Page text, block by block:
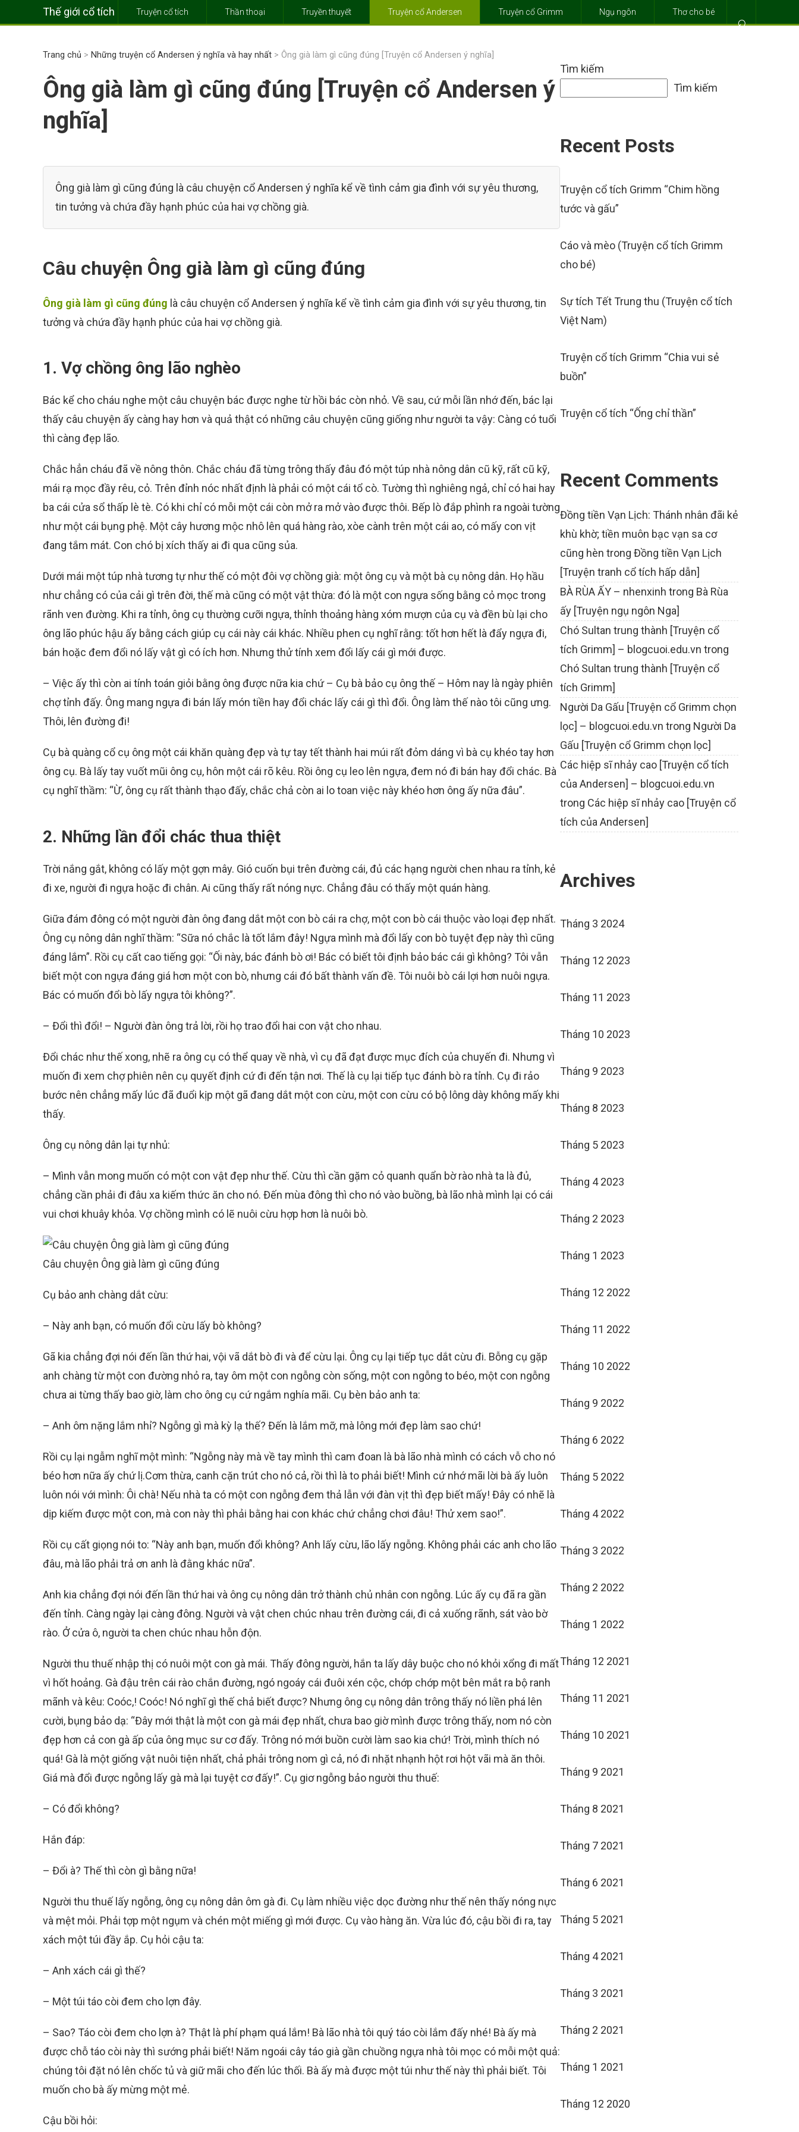
Thế giới cổ tích
⌕
Truyện cổ tích Thần thoại Truyền thuyết Truyện cổ Andersen Truyện cổ Grimm Ngụ ngôn Thơ cho bé
Trang chủ > Những truyện cổ Andersen ý nghĩa và hay nhất > Ông già làm gì cũng đúng [Truyện cổ Andersen ý nghĩa]
Ông già làm gì cũng đúng [Truyện cổ Andersen ý
nghĩa]
Ông già làm gì cũng đúng là câu chuyện cổ Andersen ý nghĩa kể về tình cảm gia đình với sự yêu thương,
tin tưởng và chứa đầy hạnh phúc của hai vợ chồng già.
Câu chuyện Ông già làm gì cũng đúng
Ông già làm gì cũng đúng là câu chuyện cổ Andersen ý nghĩa kể về tình cảm gia đình với sự yêu thương, tin
tưởng và chứa đầy hạnh phúc của hai vợ chồng già.
1. Vợ chồng ông lão nghèo
Bác kể cho cháu nghe một câu chuyện bác được nghe từ hồi bác còn nhỏ. Về sau, cứ mỗi lần nhớ đến, bác lại
thấy câu chuyện ấy càng hay hơn và quả thật có những câu chuyện cũng giống như người ta vậy: Càng có tuổi
thì càng đẹp lão.
Chắc hẳn cháu đã về nông thôn. Chắc cháu đã từng trông thấy đâu đó một túp nhà nông dân cũ kỹ, rất cũ kỹ,
mái rạ mọc đầy rêu, cỏ. Trên đỉnh nóc nhất định là phải có một cái tổ cò. Tường thì nghiêng ngả, chỉ có hai hay
ba cái cửa sổ thấp lè tè. Có khi chỉ có mỗi một cái còn mở ra mở vào được thôi. Bếp lò đắp phình ra ngoài tường
như một cái bụng phệ. Một cây hương mộc nhô lên quá hàng rào, xòe cành trên một cái ao, có mấy con vịt
đang tắm mát. Con chó bị xích thấy ai đi qua cũng sủa.
Dưới mái một túp nhà tương tự như thế có một đôi vợ chồng già: một ông cụ và một bà cụ nông dân. Họ hầu
như chẳng có của cải gì trên đời, thế mà cũng có một vật thừa: đó là một con ngựa sống bằng cỏ mọc trong
rãnh ven đường. Khi ra tỉnh, ông cụ thường cưỡi ngựa, thỉnh thoảng hàng xóm mượn của cụ và đền bù lại cho
ông lão phúc hậu ấy bằng cách giúp cụ cái này cái khác. Nhiều phen cụ nghĩ rằng: tốt hơn hết là đẩy ngựa đi,
bán hoặc đem đổi nó lấy vật gì có ích hơn. Nhưng thử tính xem đổi lấy cái gì mới được.
– Việc ấy thì còn ai tính toán giỏi bằng ông được nữa kia chứ – Cụ bà bảo cụ ông thế – Hôm nay là ngày phiên
chợ tỉnh đấy. Ông mang ngựa đi bán lấy món tiền hay đổi chác lấy cái gì thì đổi. Ông làm thế nào tôi cũng ưng.
Thôi, lên đường đi!
Cụ bà quàng cổ cụ ông một cái khăn quàng đẹp và tự tay tết thành hai múi rất đỏm dáng vì bà cụ khéo tay hơn
ông cụ. Bà lấy tay vuốt mũi ông cụ, hôn một cái rõ kêu. Rồi ông cụ leo lên ngựa, đem nó đi bán hay đổi chác. Bà
cụ nghĩ thầm: “Ừ, ông cụ rất thành thạo đấy, chắc chả còn ai lo toan việc này khéo hơn ông ấy nữa đâu”.
2. Những lần đổi chác thua thiệt
Trời nắng gắt, không có lấy một gợn mây. Gió cuốn bụi trên đường cái, đủ các hạng người chen nhau ra tỉnh, kẻ
đi xe, người đi ngựa hoặc đi chân. Ai cũng thấy rất nóng nực. Chẳng đâu có thấy một quán hàng.
Giữa đám đông có một người đàn ông đang dắt một con bò cái ra chợ, một con bò cái thuộc vào loại đẹp nhất.
Ông cụ nông dân nghĩ thầm: “Sữa nó chắc là tốt lắm đây! Ngựa mình mà đổi lấy con bò tuyệt đẹp này thì cũng
đáng lắm”. Rồi cụ cất cao tiếng gọi: “Ối này, bác đánh bò ơi! Bác có biết tôi định bảo bác cái gì không? Tôi vẫn
biết một con ngựa đáng giá hơn một con bò, nhưng cái đó bất thành vấn đề. Tôi nuôi bò cái lợi hơn nuôi ngựa.
Bác có muốn đổi bò lấy ngựa tôi không?”.
– Đổi thì đổi! – Người đàn ông trả lời, rồi họ trao đổi hai con vật cho nhau.
Đổi chác như thế xong, nhẽ ra ông cụ có thể quay về nhà, vì cụ đã đạt được mục đích của chuyến đi. Nhưng vì
muốn đi xem chợ phiên nên cụ quyết định cứ đi đến tận nơi. Thế là cụ lại tiếp tục đánh bò ra tỉnh. Cụ đi rảo
bước nên chẳng mấy lúc đã đuổi kịp một gã đang dắt một con cừu, một con cừu có bộ lông dày không mấy khi
thấy.
Ông cụ nông dân lại tự nhủ:
– Mình vẫn mong muốn có một con vật đẹp như thế. Cừu thì cần gặm cỏ quanh quẩn bờ rào nhà ta là đủ,
chẳng cần phải đi đâu xa kiếm thức ăn cho nó. Đến mùa đông thì cho nó vào buồng, bà lão nhà mình lại có cái
vui chơi khuây khỏa. Vợ chồng mình có lẽ nuôi cừu hợp hơn là nuôi bò.
Câu chuyện Ông già làm gì cũng đúng
Cụ bảo anh chàng dắt cừu:
– Này anh bạn, có muốn đổi cừu lấy bò không?
Gã kia chẳng đợi nói đến lần thứ hai, vội vã dắt bò đi và để cừu lại. Ông cụ lại tiếp tục dắt cừu đi. Bỗng cụ gặp
anh chàng từ một con đường nhỏ ra, tay ôm một con ngỗng còn sống, một con ngỗng to béo, một con ngỗng
chưa ai từng thấy bao giờ, làm cho ông cụ cứ ngắm nghía mãi. Cụ bèn bảo anh ta:
– Anh ôm nặng lắm nhỉ? Ngỗng gì mà kỳ lạ thế? Đến là lắm mỡ, mà lông mới đẹp làm sao chứ!
Rồi cụ lại ngẫm nghĩ một mình: “Ngỗng này mà về tay mình thì cam đoan là bà lão nhà mình có cách vỗ cho nó
béo hơn nữa ấy chứ lị.Cơm thừa, canh cặn trút cho nó cả, rồi thì là to phải biết! Mình cứ nhớ mãi lời bà ấy luôn
luôn nói với mình: Ôi chà! Nếu nhà ta có một con ngỗng đem thả lẫn với đàn vịt thì đẹp biết mấy! Đây có nhẽ là
dịp kiếm được một con, mà con này thì phải bằng hai con khác chứ chẳng chơi đâu! Thử xem sao!”.
Rồi cụ cất giọng nói to: “Này anh bạn, muốn đổi không? Anh lấy cừu, lão lấy ngỗng. Không phải các anh cho lão
đâu, mà lão phải trả ơn anh là đằng khác nữa”.
Anh kia chẳng đợi nói đến lần thứ hai và ông cụ nông dân trở thành chủ nhân con ngỗng. Lúc ấy cụ đã ra gần
đến tỉnh. Càng ngày lại càng đông. Người và vật chen chúc nhau trên đường cái, đi cả xuống rãnh, sát vào bờ
rào. Ở cửa ô, người ta chen chúc nhau hỗn độn.
Người thu thuế nhập thị có nuôi một con gà mái. Thấy đông người, hắn ta lấy dây buộc cho nó khỏi xổng đi mất
vì hốt hoảng. Gà đậu trên cái rào chắn đường, ngó ngoáy cái đuôi xén cộc, chớp chớp một bên mắt ra bộ ranh
mãnh và kêu: Coóc,! Coóc! Nó nghĩ gì thế chả biết được? Nhưng ông cụ nông dân trông thấy nó liền phá lên
cười, bụng bảo dạ: “Đây mới thật là một con gà mái đẹp nhất, chưa bao giờ mình được trông thấy, nom nó còn
đẹp hơn cả con gà ấp của ông mục sư cơ đấy. Trông nó mới buồn cười làm sao kia chứ! Trời, mình thích nó
quá! Gà là một giống vật nuôi tiện nhất, chả phải trông nom gì cả, nó đi nhặt nhạnh hột rơi hột vãi mà ăn thôi.
Giá mà đổi được ngỗng lấy gà mà lại tuyệt cơ đấy!”. Cụ giơ ngỗng bảo người thu thuế:
– Có đổi không?
Hắn đáp:
– Đổi à? Thế thì còn gì bằng nữa!
Người thu thuế lấy ngỗng, ông cụ nông dân ôm gà đi. Cụ làm nhiều việc dọc đường như thế nên thấy nóng nực
và mệt mỏi. Phải tợp một ngụm và chén một miếng gì mới được. Cụ vào hàng ăn. Vừa lúc đó, cậu bồi đi ra, tay
xách một túi đầy ắp. Cụ hỏi cậu ta:
– Anh xách cái gì thế?
– Một túi táo còi đem cho lợn đây.
– Sao? Táo còi đem cho lợn à? Thật là phí phạm quá lắm! Bà lão nhà tôi quý táo còi lắm đấy nhé! Bà ấy mà
được chỗ táo còi này thì sướng phải biết! Năm ngoái cây táo già gần chuồng ngựa nhà tôi mọc có mỗi một quả:
chúng tôi đặt nó lên chốc tủ và giữ mãi cho đến lúc thối. Bà ấy mà được một túi như thế này thì phải biết. Tôi
muốn cho bà ấy mừng một mẻ.
Cậu bồi hỏi:
Tìm kiếm
Tìm kiếm
Recent Posts
Truyện cổ tích Grimm “Chim hồng
tước và gấu”
Cáo và mèo (Truyện cổ tích Grimm
cho bé)
Sự tích Tết Trung thu (Truyện cổ tích
Việt Nam)
Truyện cổ tích Grimm “Chia vui sẻ
buồn”
Truyện cổ tích “Ống chỉ thần”
Recent Comments
Đồng tiền Vạn Lịch: Thánh nhân đãi kẻ
khù khờ; tiền muôn bạc vạn sa cơ
cũng hèn trong Đồng tiền Vạn Lịch
[Truyện tranh cổ tích hấp dẫn]
BÀ RÙA ẤY – nhenxinh trong Bà Rùa
ấy [Truyện ngụ ngôn Nga]
Chó Sultan trung thành [Truyện cổ
tích Grimm] – blogcuoi.edu.vn trong
Chó Sultan trung thành [Truyện cổ
tích Grimm]
Người Da Gấu [Truyện cổ Grimm chọn
lọc] – blogcuoi.edu.vn trong Người Da
Gấu [Truyện cổ Grimm chọn lọc]
Các hiệp sĩ nhảy cao [Truyện cổ tích
của Andersen] – blogcuoi.edu.vn
trong Các hiệp sĩ nhảy cao [Truyện cổ
tích của Andersen]
Archives
Tháng 3 2024
Tháng 12 2023
Tháng 11 2023
Tháng 10 2023
Tháng 9 2023
Tháng 8 2023
Tháng 5 2023
Tháng 4 2023
Tháng 2 2023
Tháng 1 2023
Tháng 12 2022
Tháng 11 2022
Tháng 10 2022
Tháng 9 2022
Tháng 6 2022
Tháng 5 2022
Tháng 4 2022
Tháng 3 2022
Tháng 2 2022
Tháng 1 2022
Tháng 12 2021
Tháng 11 2021
Tháng 10 2021
Tháng 9 2021
Tháng 8 2021
Tháng 7 2021
Tháng 6 2021
Tháng 5 2021
Tháng 4 2021
Tháng 3 2021
Tháng 2 2021
Tháng 1 2021
Tháng 12 2020